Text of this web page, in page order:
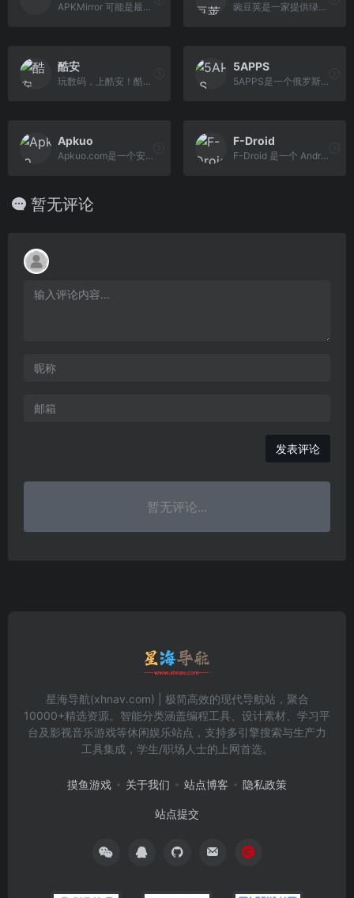
APKMirror 可能是最好的替代Play商店应用之一，不过国内访问速度较慢也是个问题，因为是网页版，而且是全英文，所以很多人不会用，导致现在用Aurora Store的人特别多。 豌豆荚是一家提供绿色安全应用与游戏的下载市场，商店上汇聚了海量更新更全的安卓软件、安卓应用和安卓游戏免费下载资源。
酷安
玩数码，上酷安！酷安，真实有趣的数码社区。快来下载酷安APP体验吧。
5APPS
5APPS是一个俄罗斯的安卓应用下载网站，提供最新的安卓手机应用和游戏下载，网站界面相当的美观而且没有任何的广告。而且可以选择应用的老版本进行下载。 优点 -网站界面美观 -支 持下载老版本应用 缺点 -内容没有Google Play丰富
Apkuo
Apkuo.com是一个安卓Apk安装包下载平台,手机Android/安卓App下载站,国外App安卓软件下载基地 只需一键海量安卓App最新版下载到手机。
F-Droid
F-Droid 是一个 Android 平台上 FOSS（Free and Open Source Software，自由开源软件）的目录，并提供下载安装支持。使用客户端可以更轻松地浏览、安装及跟进设备上的应用更新。
暂无评论
发表评论
暂无评论...
星海导航(xhnav.com) | 极简高效的现代导航站，聚合
10000+精选资源。智能分类涵盖编程工具、设计素材、学习平
台及影视音乐游戏等休闲娱乐站点，支持多引擎搜索与生产力
工具集成，学生/职场人士的上网首选。
摸鱼游戏 关于我们 站点博客 隐私政策
站点提交